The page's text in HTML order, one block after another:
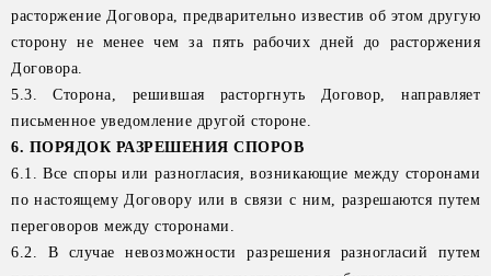
расторжение Договора, предварительно известив об этом другую
сторону не менее чем за пять рабочих дней до расторжения
Договора.
5.3. Сторона, решившая расторгнуть Договор, направляет
письменное уведомление другой стороне.
6. ПОРЯДОК РАЗРЕШЕНИЯ СПОРОВ
6.1. Все споры или разногласия, возникающие между сторонами
по настоящему Договору или в связи с ним, разрешаются путем
переговоров между сторонами.
6.2. В случае невозможности разрешения разногласий путем